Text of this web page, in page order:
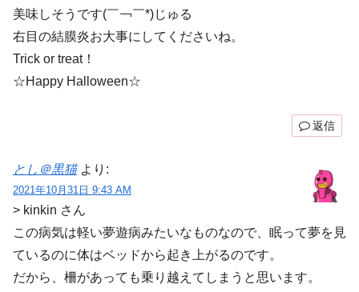
美味しそうです(￣￢￣*)じゅる
右目の結膜炎お大事にしてくださいね。
Trick or treat！
☆Happy Halloween☆
返信
とし＠黒猫 より:
2021年10月31日 9:43 AM
> kinkin さん
この病気は軽い夢遊病みたいなものなので、眠って夢を見
ているのに体はベッドから起き上がるのです。
だから、柵があっても乗り越えてしまうと思います。